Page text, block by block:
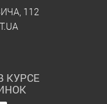
112
КУРСЕ